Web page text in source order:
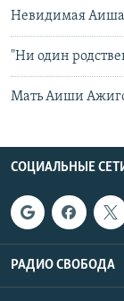
Невидимая Аиша
"Ни один
Мать Аиши
СОЦИАЛЬНЫЕ
РАДИО СВОБОДА